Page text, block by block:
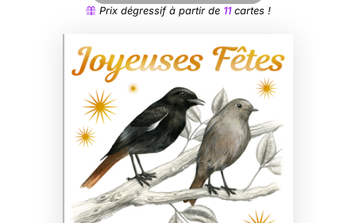
Prix dégressif à partir de 11cartes !